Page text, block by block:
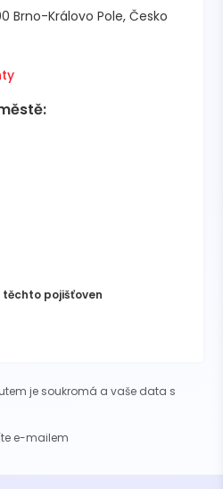
Brno-Královo Pole, Česko
pojišťoven
je soukromá a vaše data s
e-mailem